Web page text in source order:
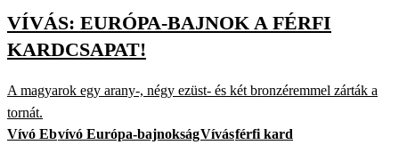
VÍVÁS: EURÓPA-BAJNOK A FÉRFI
KARDCSAPAT!
A magyarok egy arany-, négy ezüst- és két bronzéremmel zárták a
tornát.
Vívó Ebvívó Európa-bajnokságVívásférfi kard